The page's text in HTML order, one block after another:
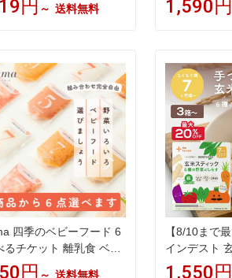
ド ( 5ヶ月 ~/ 7ヶ月 ~/ 9
おやつ 出産祝い ギフ
円 ～ 送料無料
ゃん 10ヶ月
2個セット/6
め合わせ 便
1,590円
四季のベビーフード 6
るチケット 離乳食 ベビ
ド 福袋 はたけのみかた
円 ～ 送料無料
【8/10まで
インデスト
個（6種の野
1,550円